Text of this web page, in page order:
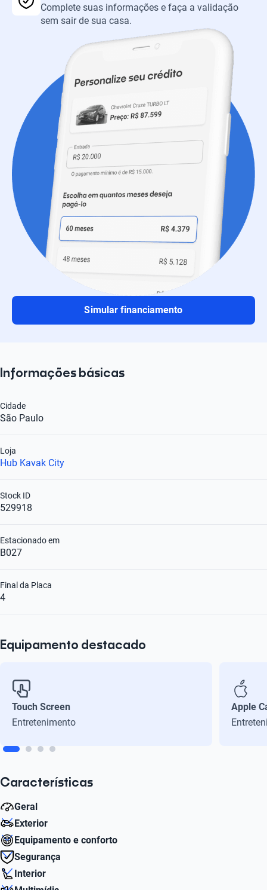
Complete suas informações e faça a validação
sem sair de sua casa.
Simular financiamento
Informações básicas
São Paulo
Cidade
Hub Kavak City
Loja
529918
Stock ID
B027
Estacionado em
4
Final da Placa
Equipamento destacado
Touch Screen
Entretenimento
Apple
Características
Geral
6
Número de velocidades
Perfomance de 0 a 100 KM/h
Exterior
16
Número de Aro
Equipamento e conforto
Sim
Sistema de ar-condicionado
Segurança
Airbags Dianteiros
Interior